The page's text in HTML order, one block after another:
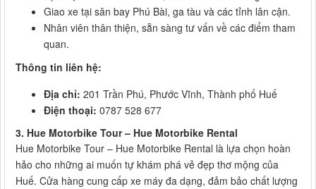
Giao xe tại sân bay Phú Bài, ga tàu và các tỉnh lân cận.
Nhân viên thân thiện, sẵn sàng tư vấn về các điểm tham
quan.
Thông tin liên hệ:
Địa chỉ: 201 Trần Phú, Phước Vĩnh, Thành phố Huế
Điện thoại: 0787 528 677
3. Hue Motorbike Tour – Hue Motorbike Rental
Hue Motorbike Tour – Hue Motorbike Rental là lựa chọn hoàn
hảo cho những ai muốn tự khám phá vẻ đẹp thơ mộng của
Huế. Cửa hàng cung cấp xe máy đa dạng, đảm bảo chất lượng